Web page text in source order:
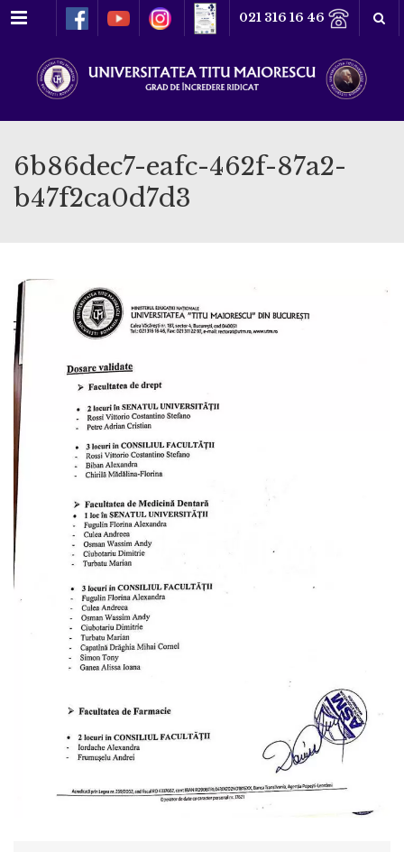
Meniu 021 316 16 46
6b86dec7-eafc-462f-87a2-
b47f2ca0d7d3